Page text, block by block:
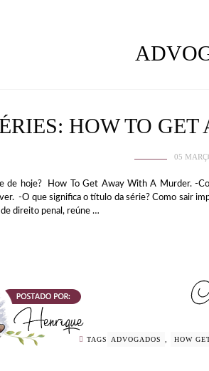
HOW TO
05
de hoje? How To Get Away With A Murder. -
-O que significa o título da série? Como sair
direito penal, reúne …
TAGS ADVOGADOS , HOW